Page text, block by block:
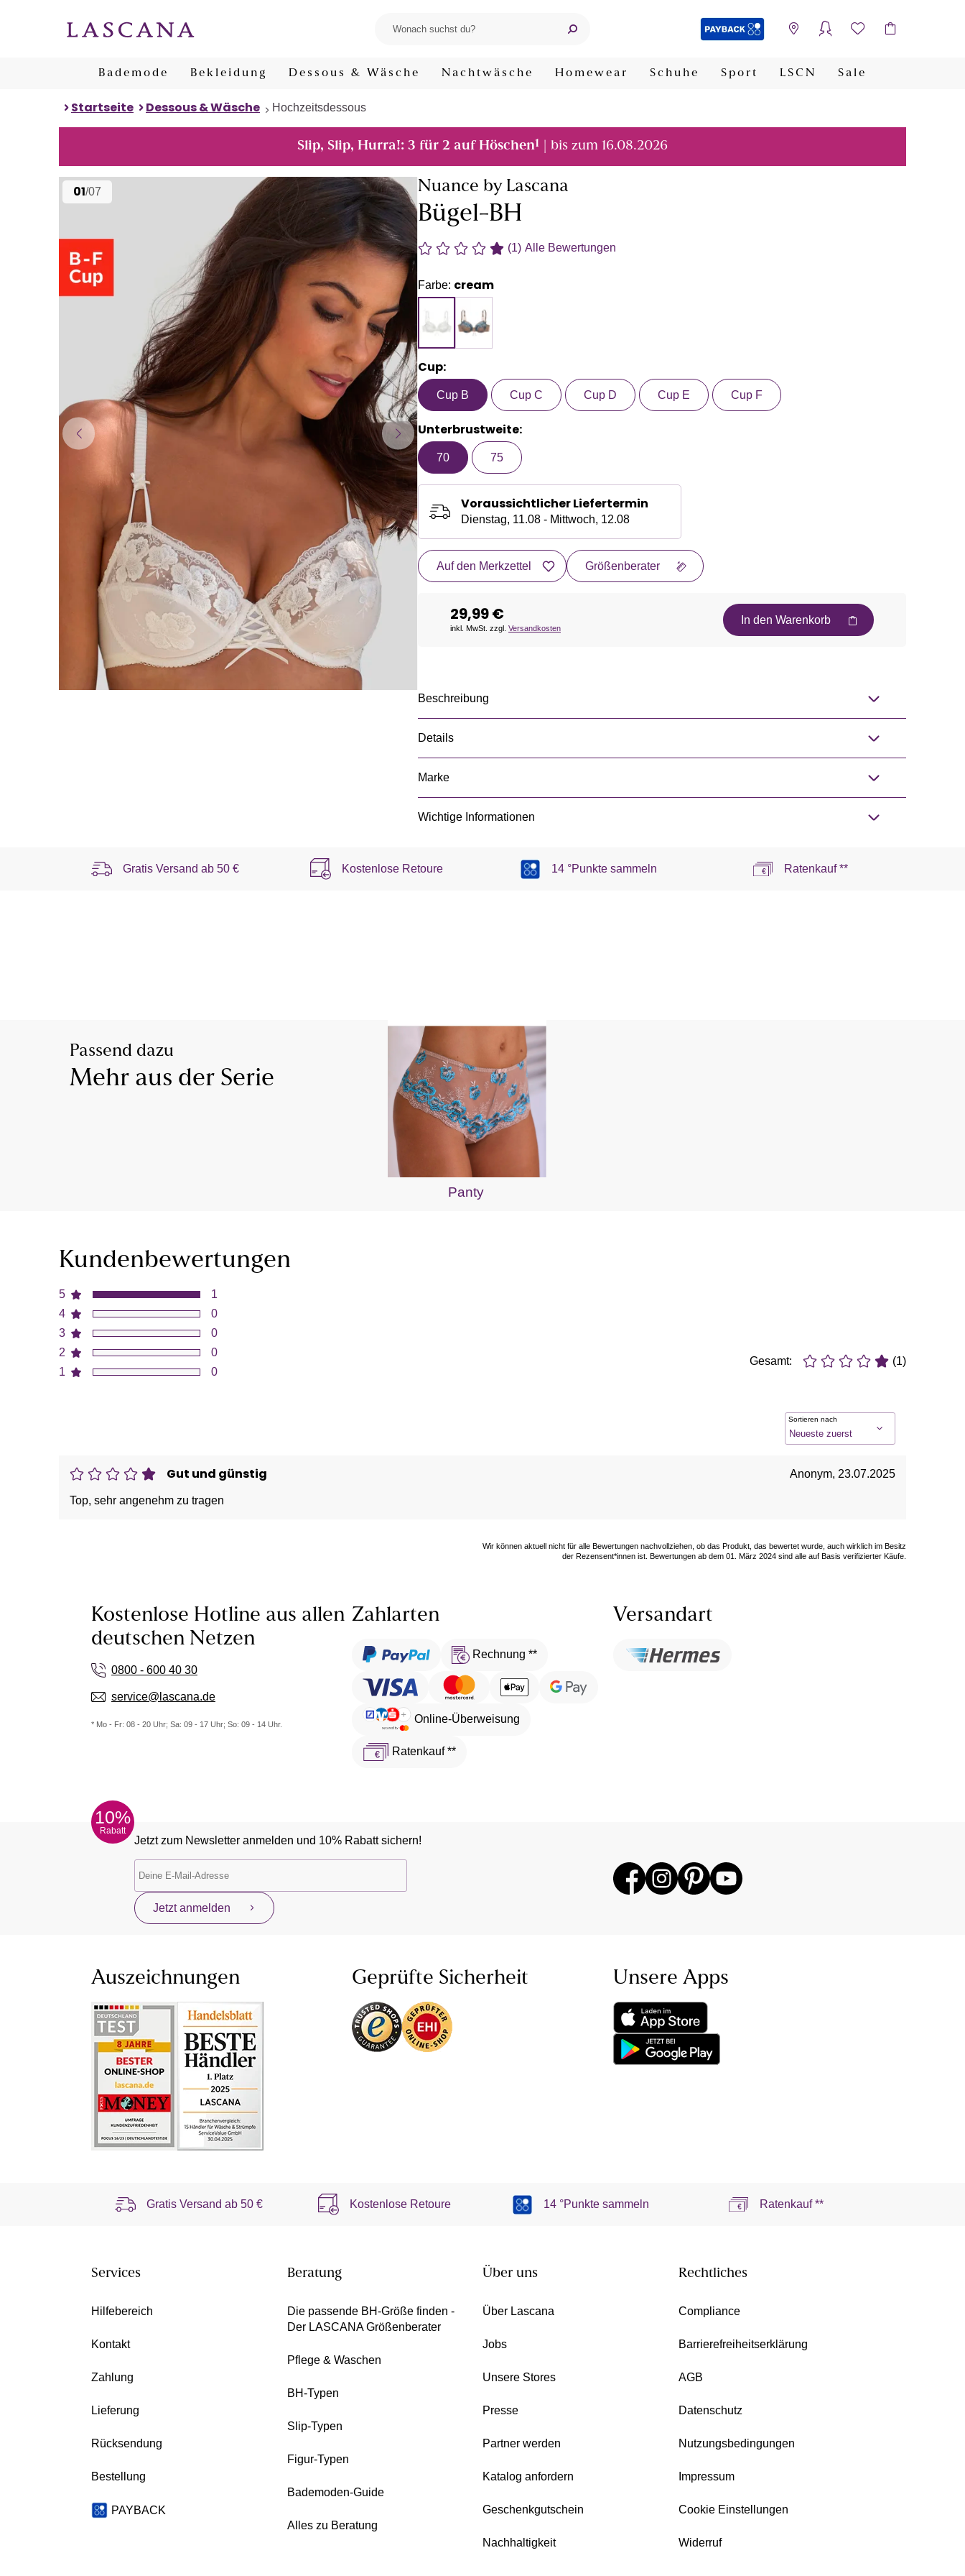
Bademode Bekleidung Dessous & Wäsche Nachtwäsche Homewear Schuhe Sport LSCN Sale
Startseite Dessous & Wäsche Hochzeitsdessous
Slip, Slip, Hurra!: 3 für 2 auf Höschen1 | bis zum 16.08.2026
01/07 Nuance by Lascana
Bügel-BH
(1) Alle Bewertungen
Farbe: cream
Cup:
Cup B Cup C Cup D Cup E Cup F
Unterbrustweite:
70 75
Voraussichtlicher Liefertermin
Dienstag, 11.08 - Mittwoch, 12.08
Auf den Merkzettel Größenberater
29,99 €
inkl. MwSt. zzgl. Versandkosten
In den Warenkorb
Beschreibung
Details
Marke
Wichtige Informationen
Gratis Versand ab 50 € Kostenlose Retoure 14 °Punkte sammeln Ratenkauf **
Passend dazu
Mehr aus der Serie
Panty
Kundenbewertungen
5
4
3
2
1
1
0
0
0
0
Gesamt: (1)
Sortieren nach
Gut und günstig Anonym, 23.07.2025
Top, sehr angenehm zu tragen
Wir können aktuell nicht für alle Bewertungen nachvollziehen, ob das Produkt, das bewertet wurde, auch wirklich im Besitz
der Rezensent*innen ist. Bewertungen ab dem 01. März 2024 sind alle auf Basis verifizierter Käufe.
Kostenlose Hotline aus allen
deutschen Netzen
0800 - 600 40 30
service@lascana.de
* Mo - Fr: 08 - 20 Uhr; Sa: 09 - 17 Uhr; So: 09 - 14 Uhr.
Zahlarten
Rechnung **
Online-Überweisung
Ratenkauf **
Versandart
10%
Rabatt
Jetzt zum Newsletter anmelden und 10% Rabatt sichern!
Jetzt anmelden
Auszeichnungen Geprüfte Sicherheit Unsere Apps
Gratis Versand ab50 € Kostenlose Retoure 14 °Punkte sammeln Ratenkauf **
Services
Hilfebereich
Kontakt
Zahlung
Lieferung
Rücksendung
Bestellung
PAYBACK
Beratung
Die passende BH-Größe finden -
Der LASCANA Größenberater
Pflege & Waschen
BH-Typen
Slip-Typen
Figur-Typen
Bademoden-Guide
Alles zu Beratung
Über uns
Über Lascana
Jobs
Unsere Stores
Presse
Partner werden
Katalog anfordern
Geschenkgutschein
Nachhaltigkeit
Rechtliches
Compliance
Barrierefreiheitserklärung
AGB
Datenschutz
Nutzungsbedingungen
Impressum
Cookie Einstellungen
Widerruf